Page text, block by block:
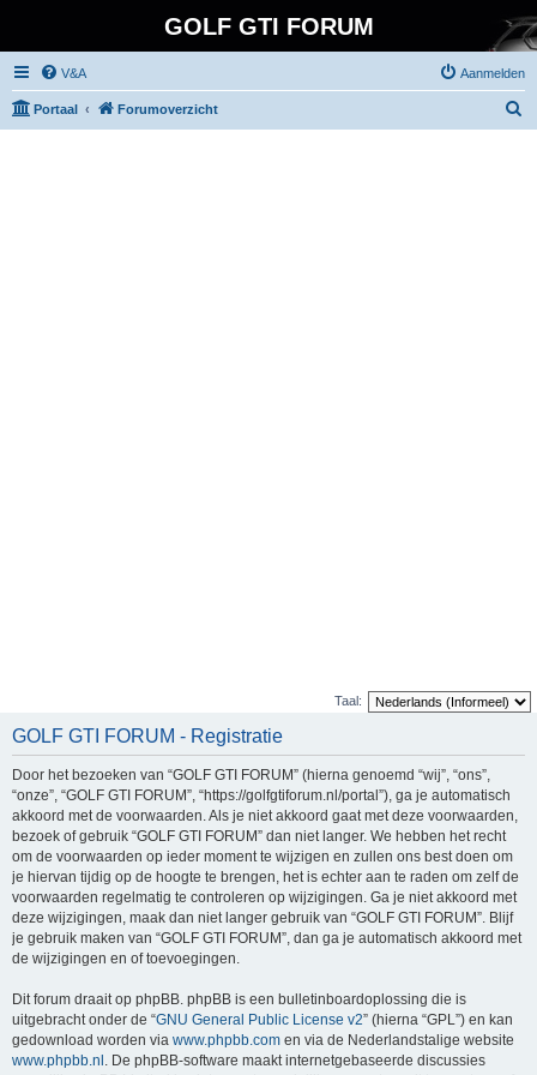
GOLF GTI FORUM
V&A Aanmelden
Portaal Forumoverzicht
Taal:
GOLF GTI FORUM - Registratie
Door het bezoeken van “GOLF GTI FORUM” (hierna genoemd “wij”, “ons”,
“onze”, “GOLF GTI FORUM”, “https://golfgtiforum.nl/portal”), ga je automatisch
akkoord met de voorwaarden. Als je niet akkoord gaat met deze voorwaarden,
bezoek of gebruik “GOLF GTI FORUM” dan niet langer. We hebben het recht
om de voorwaarden op ieder moment te wijzigen en zullen ons best doen om
je hiervan tijdig op de hoogte te brengen, het is echter aan te raden om zelf de
voorwaarden regelmatig te controleren op wijzigingen. Ga je niet akkoord met
deze wijzigingen, maak dan niet langer gebruik van “GOLF GTI FORUM”. Blijf
je gebruik maken van “GOLF GTI FORUM”, dan ga je automatisch akkoord met
de wijzigingen en of toevoegingen.
Dit forum draait op phpBB. phpBB is een bulletinboardoplossing die is
uitgebracht onder de “GNU General Public License v2” (hierna “GPL”) en kan
gedownload worden via www.phpbb.com en via de Nederlandstalige website
www.phpbb.nl . De phpBB-software maakt internetgebaseerde discussies